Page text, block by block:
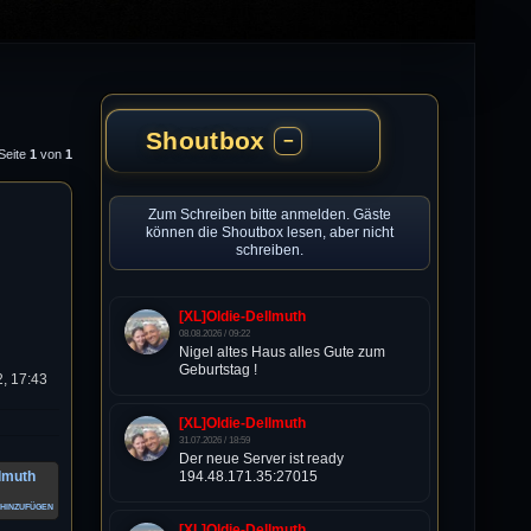
1 von 1
17:43
hinzufügen
Shoutbox −
Zum Schreiben bitte anmelden. Gäste
können die Shoutbox lesen, aber nicht
schreiben.
[XL]Oldie-Dellmuth
08.08.2026 / 09:22
Nigel altes Haus alles Gute zum
Geburtstag !
[XL]Oldie-Dellmuth
31.07.2026 / 18:59
Der neue Server ist ready
194.48.171.35:27015